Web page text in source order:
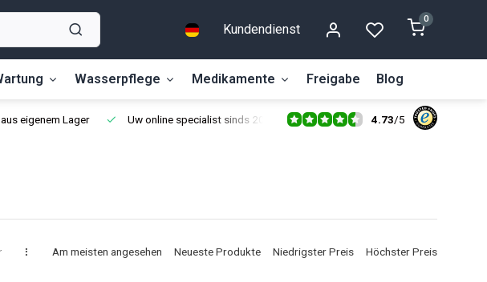
Kundendienst
0
Wasserpflege Medikamente Freigabe Blog
eigenem Lager Uw online specialist sinds 2014 4.73/5
Am meisten angesehen Neueste Produkte Niedrigster Preis Höchster Preis